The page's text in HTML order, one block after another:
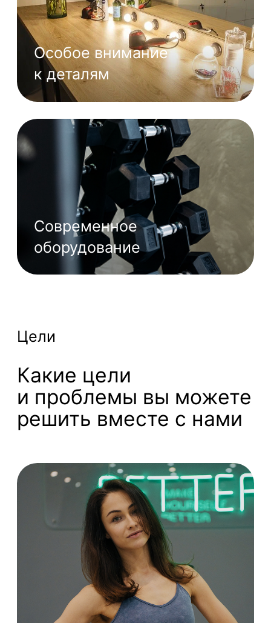
Плавные движения,
здоровые, мобильные
суставы и связки,
хорошая растяжка и
даже шпагат — всё
возможно!
Здоровая спина
тренировки позволят
укрепить мышечный
корсет и избавят
от последствий сидячей
работы
Больше 10 направлений
тренировок разной
интенсивности и
Расписание тренировок